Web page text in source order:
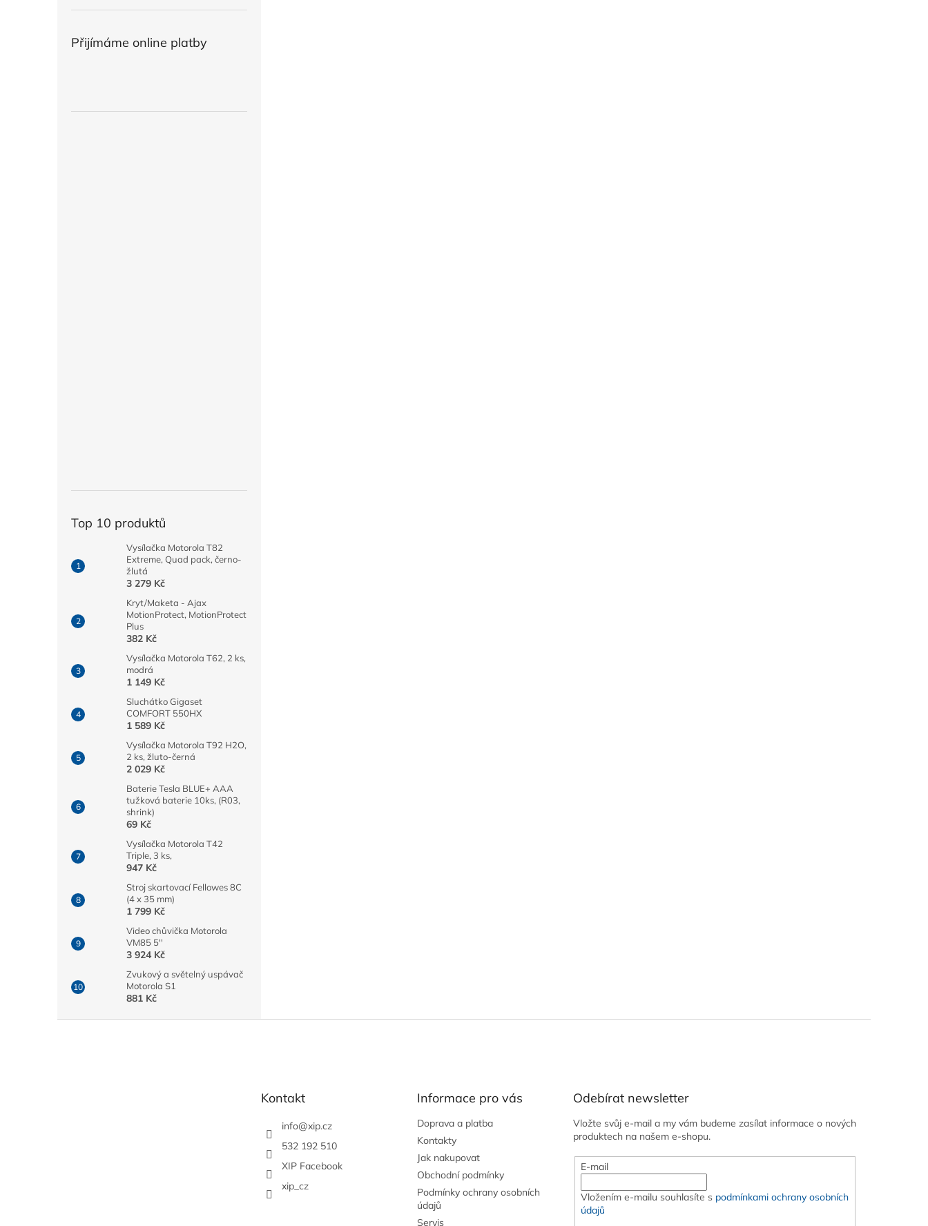
Přijímáme online platby
Top 10 produktů
Vysílačka Motorola T82
Extreme, Quad pack, černo-
žlutá
3 279 Kč
Kryt/Maketa - Ajax
MotionProtect, MotionProtect
Plus
382 Kč
Vysílačka Motorola T62, 2 ks,
modrá
1 149 Kč
Sluchátko Gigaset
COMFORT 550HX
1 589 Kč
Vysílačka Motorola T92 H2O,
2 ks, žluto-černá
2 029 Kč
Baterie Tesla BLUE+ AAA
tužková baterie 10ks, (R03,
shrink)
69 Kč
Vysílačka Motorola T42
Triple, 3 ks,
947 Kč
Stroj skartovací Fellowes 8C
(4 x 35 mm)
1 799 Kč
Video chůvička Motorola
VM85 5''
3 924 Kč
Zvukový a světelný uspávač
Motorola S1
881 Kč
Kontakt
info@xip.cz
532 192 510
XIP Facebook
xip_cz
Informace pro vás
Doprava a platba
Kontakty
Jak nakupovat
Obchodní podmínky
Podmínky ochrany osobních
údajů
Servis
Odebírat newsletter
Vložte svůj e-mail a my vám budeme zasílat informace o nových
produktech na našem e-shopu.
E-mail
Vložením e-mailu souhlasíte s podmínkami ochrany osobních
údajů